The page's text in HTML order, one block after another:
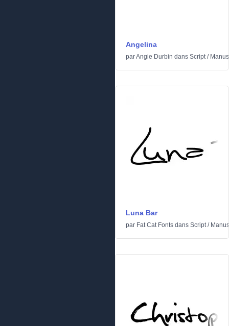
Angelina
parAngie Durbin dans Script/
Luna Bar
par Fat Cat Fonts dans Script/